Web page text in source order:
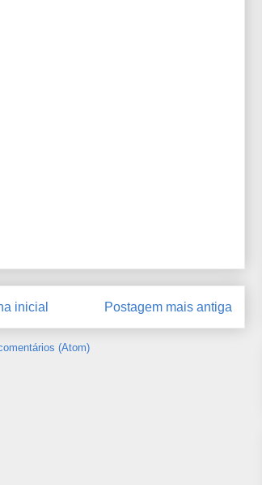
Postagem mais antiga
inicial
(Atom)